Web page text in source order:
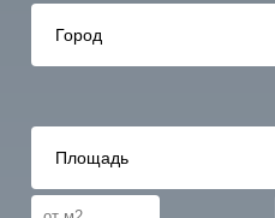
Город
Площадь